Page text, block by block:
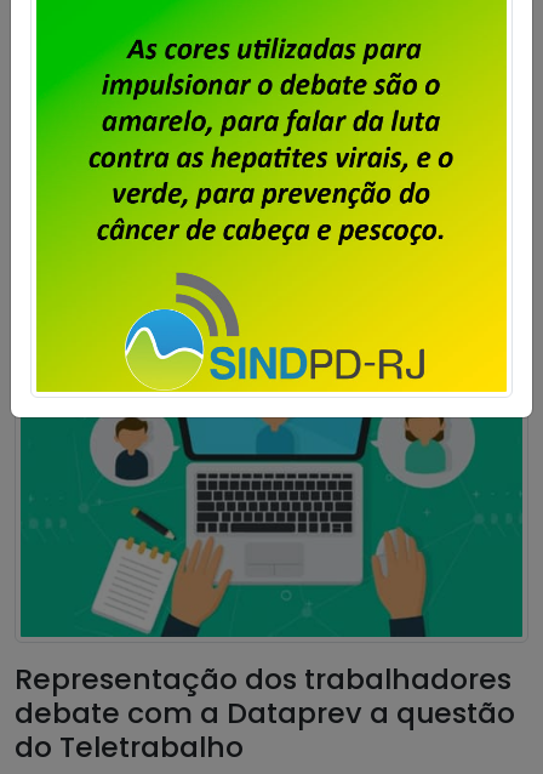
condicionando à manutenção/renovação de todas
as cláusulas do ACT vigente e vigência de dois anos.
A empresa também deve se posicionar no âmbito do
Procedimento de Mediação […]
Saiba mais
Representação dos trabalhadores
debate com a Dataprev a questão
do Teletrabalho